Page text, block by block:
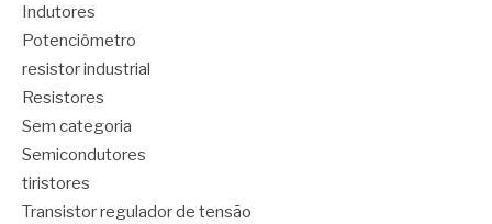
Indutores
Potenciômetro
resistor industrial
Resistores
Sem categoria
Semicondutores
tiristores
Transistor regulador de tensão